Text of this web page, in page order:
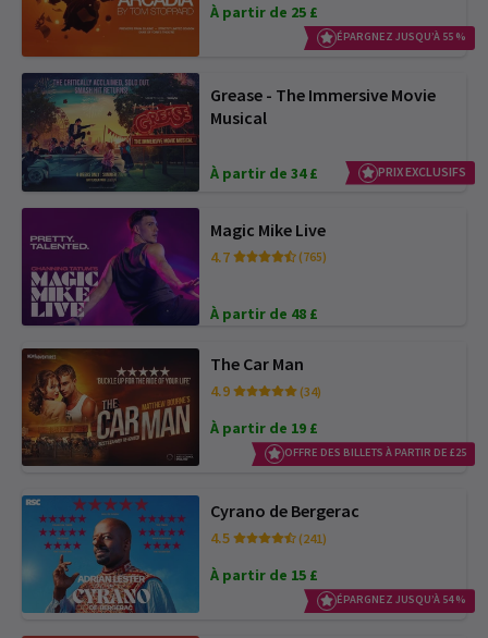
À partir de 25 £
ÉPARGNEZ JUSQU’À 55 %
Grease - The Immersive Movie
Musical
À partir de 34 £ PRIX EXCLUSIFS
Magic Mike Live
4.7 (765)
À partir de 48 £
The Car Man
4.9 (34)
À partir de 19 £
OFFRE DES BILLETS À PARTIR DE £25
Cyrano de Bergerac
4.5 (241)
À partir de 15 £
ÉPARGNEZ JUSQU’À 54 %